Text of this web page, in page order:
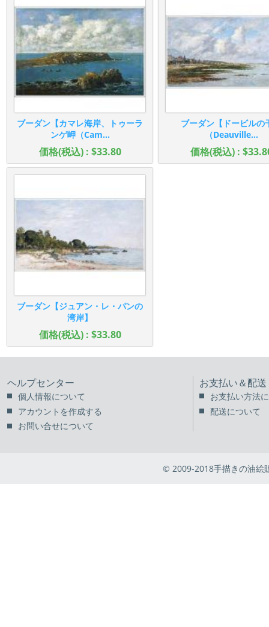
ブーダン【カマレ海岸、トゥーラ
ンゲ岬（Cam...
価格(税込) : $33.80
ブーダン【ドービルの
（Deauville...
価格(税込) :
ブーダン【ジュアン・レ・パンの
湾岸】
価格(税込) : $33.80
ヘルプセンター
個人情報について
アカウントを作成する
お問い合せについて
お支払い＆配送
お支払い方法
配送について
© 2009-2018手描きの油絵